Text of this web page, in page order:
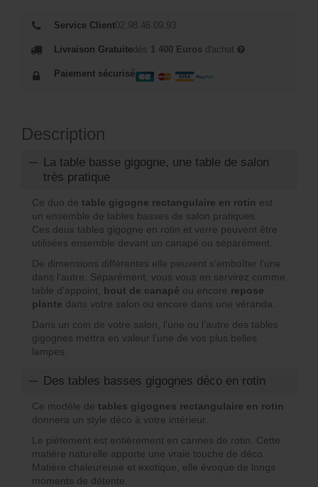
Service Client02.98.46.09.93
Livraison Gratuitedès 1 400 Euros d'achat
Paiement sécurisé
Description
La table basse gigogne, une table de salon
très pratique
Ce duo de table gigogne rectangulaire en rotin est
un ensemble de tables basses de salon pratiques.
Ces deux tables gigogne en rotin et verre peuvent être
utilisées ensemble devant un canapé ou séparément.
De dimensions différentes elle peuvent s’emboîter l’une
dans l’autre. Séparément, vous vous en servirez comme
table d’appoint, bout de canapé ou encore repose
plante dans votre salon ou encore dans une véranda.
Dans un coin de votre salon, l’une ou l’autre des tables
gigognes mettra en valeur l’une de vos plus belles
lampes.
Des tables basses gigognes déco en rotin
Ce modèle de tables gigognes rectangulaire en rotin
donnera un style déco à votre intérieur.
Le piètement est entièrement en cannes de rotin. Cette
matière naturelle apporte une vraie touche de déco.
Matière chaleureuse et exotique, elle évoque de longs
moments de détente.